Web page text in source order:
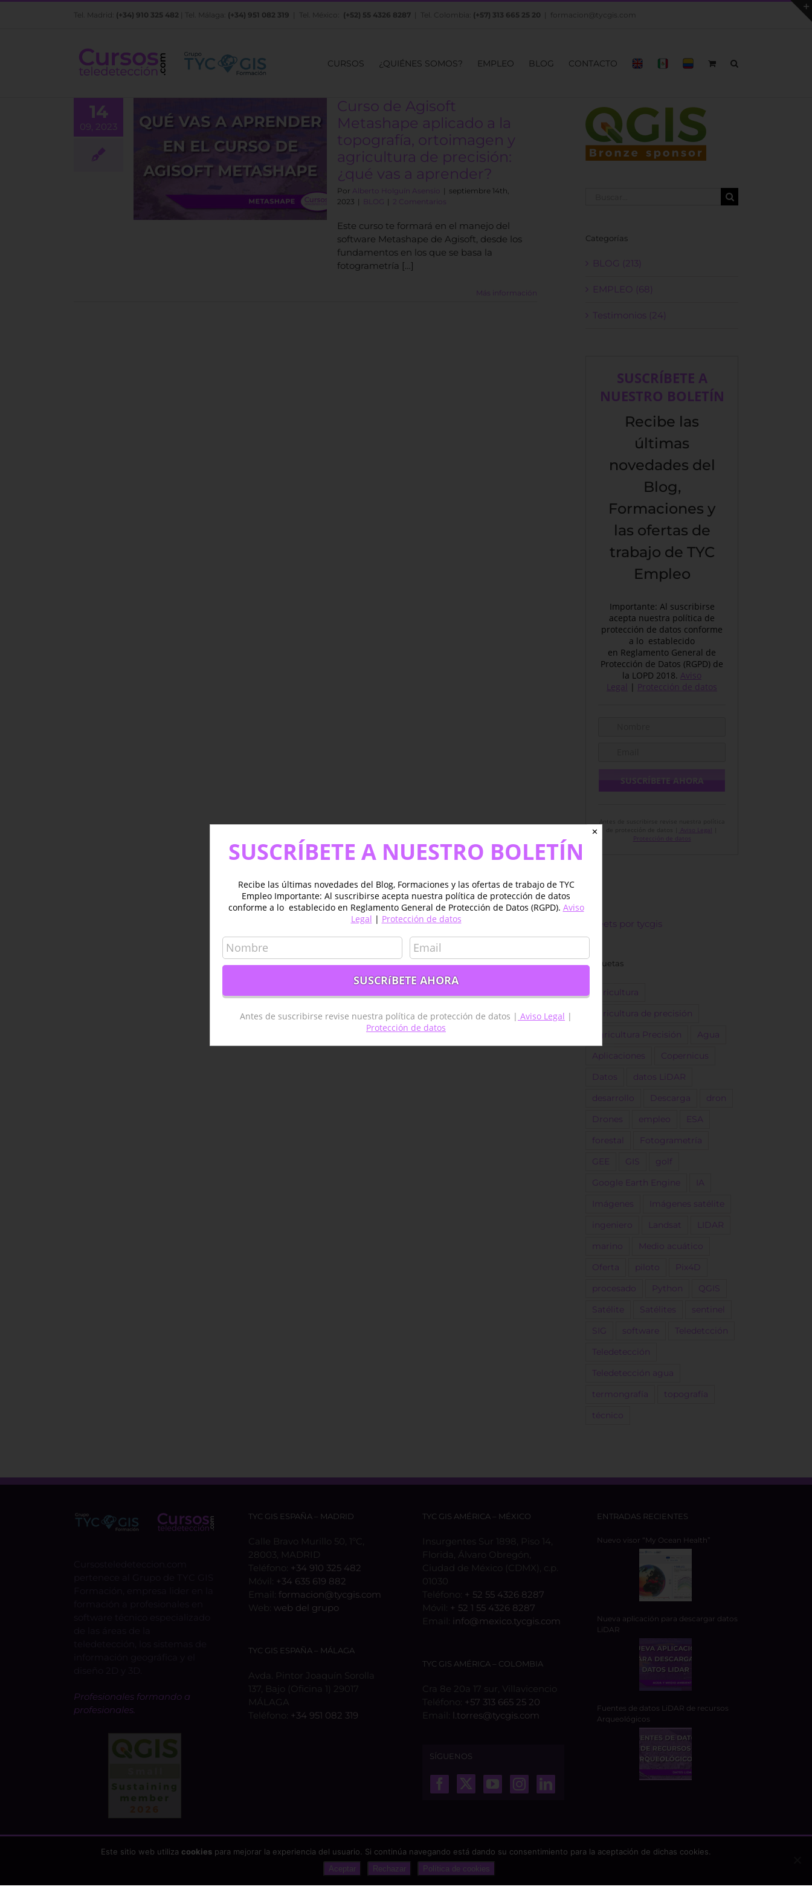
Saltar
Tel. Madrid: (+34) 910 325 482 | Tel. Málaga: (+34) 951 082 319 | Tel. México: (+52) 55 4326 8287 | Tel. Colombia: (+57) 313 665 25 20 formacion@tycgis.com
CURSOS ¿QUIÉNES SOMOS? EMPLEO BLOG CONTACTO
14
09, 2023
a la topografía,
Curso de Agisoft
Metashape aplicado a la
topografía, ortoimagen y
agricultura de precisión:
¿qué vas a aprender?
Por Alberto Holguín Asensio | septiembre 14th,
2023 | BLOG | 2 Comentarios
Este curso te formará en el manejo del
software Metashape de Agisoft, desde los
fundamentos en los que se basa la
fotogrametría […]
Más información
Categorías
BLOG (213)
EMPLEO (68)
Testimonios (24)
SUSCRÍBETE A
NUESTRO BOLETÍN
Recibe las
últimas
novedades del
Blog,
Formaciones y
las ofertas de
trabajo de TYC
Empleo
Importante: Al suscribirse
acepta nuestra política de
protección de datos conforme
a lo establecido
en Reglamento General de
Protección de Datos (RGPD) de
la LOPD 2018. Aviso
Legal | Protección de datos
Aviso Legal
Protección de datos
Tweets por tycgis
Etiquetas
agricultura
agricultura de precisión
Agricultura Precisión Agua
Aplicaciones Copernicus
Datos datos LiDAR
desarrollo Descarga dron
Drones empleo ESA
forestal Fotogrametría
GEE GIS golf
Google Earth Engine IA
Imágenes Imágenes satélite
ingeniero Landsat LIDAR
marino Medio acuático
Oferta piloto Pix4D
procesado Python QGIS
Satélite Satélites sentinel
SIG software Teledetcción
Teledetección
Teledetección agua
termongrafía topografía
técnico
Profesionales formando a
profesionales.
TYC GIS ESPAÑA – MADRID
Calle Bravo Murillo 50, 1ºC,
28003, MADRID
Teléfono: +34 910 325 482
Móvil: +34 635 619 882
Email: formacion@tycgis.com
Web: web del grupo
TYC GIS ESPAÑA – MÁLAGA
Avda. Pintor Joaquín Sorolla
137, Bajo (Oficina 1) 29017
MÁLAGA
Teléfono: +34 951 082 319
TYC GIS AMÉRICA – MÉXICO
Insurgentes Sur 1898, Piso 14,
Florida, Álvaro Obregón,
Ciudad de México (CDMX), c.p.
01030
Teléfono: + 52 55 4326 8287
Móvil: + 52 1 55 4326 8287
Email: info@mexico.tycgis.com
TYC GIS AMÉRICA – COLOMBIA
Cra 8e 20a 17 sur, Villavicencio
Teléfono: +57 313 665 25 20
Email: l.torres@tycgis.com
SÍGUENOS
ENTRADAS RECIENTES
Nuevo visor “My Ocean Health”
Nueva aplicación para descargar datos
LiDAR
Fuentes de datos LiDAR de recursos
Arqueológicos
Copyright 2026 - TYC GIS Soluciones Integrales SL | Todos los derechos reservados |Aviso Legal |Protección de datos
Este sitio web utiliza cookies para mejorar la experiencia del usuario. Si continúa navegando está dando su consentimiento para la aceptación de dichas cookies.
Aceptar Rechazar Política de cookies
✕
SUSCRÍBETE A NUESTRO BOLETÍN
Recibe las últimas novedades del Blog, Formaciones y las ofertas de trabajo de TYC
Empleo Importante: Al suscribirse acepta nuestra política de protección de datos
conforme a lo establecido en Reglamento General de Protección de Datos (RGPD). Aviso
Legal | Protección de datos
Antes de suscribirse revise nuestra política de protección de datos | Aviso Legal |
Protección de datos